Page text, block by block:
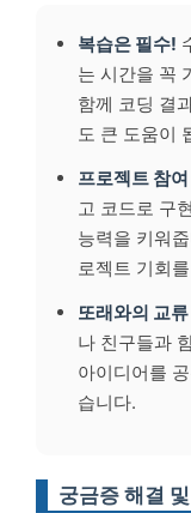
복습은 필수!
는 시간을 꼭
함께 코딩 결
도 큰 도움이
프로젝트 참
고 코드로 구
능력을 키워
로젝트 기회
또래와의 교
나 친구들과
아이디어를
습니다.
궁금증 해결